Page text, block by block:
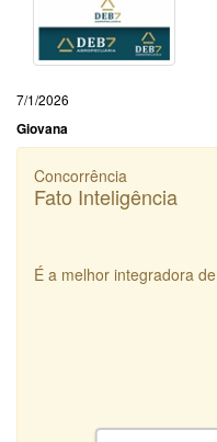
7/1/2026
Giovana
Concorrência
Fato Inteligência
É a melhor integradora